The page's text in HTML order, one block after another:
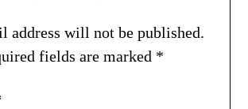
address will not be published.
fields are marked *